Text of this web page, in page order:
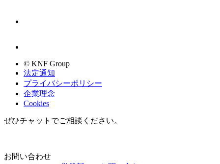
© KNF Group
法定通知
プライバシーポリシー
企業理念
Cookies
ぜひチャットでご相談ください。
お問い合わせ